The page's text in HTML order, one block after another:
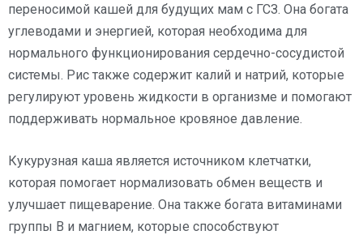
переносимой кашей для будущих мам с ГСЗ. Она богата
углеводами и энергией, которая необходима для
нормального функционирования сердечно-сосудистой
системы. Рис также содержит калий и натрий, которые
регулируют уровень жидкости в организме и помогают
поддерживать нормальное кровяное давление.
Кукурузная каша является источником клетчатки,
которая помогает нормализовать обмен веществ и
улучшает пищеварение. Она также богата витаминами
группы В и магнием, которые способствуют